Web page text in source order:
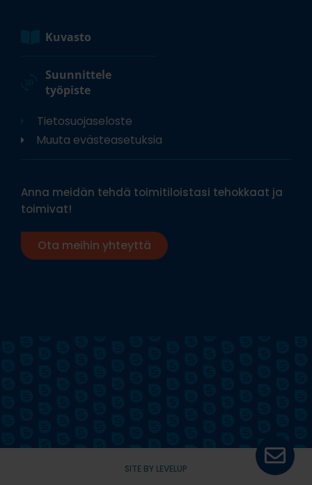
Kuvasto
Suunnittele
työpiste
Tietosuojaseloste
Muuta evästeasetuksia
Anna meidän tehdä toimitiloistasi tehokkaat ja
toimivat!
Ota meihin yhteyttä
SITE BY LEVELUP